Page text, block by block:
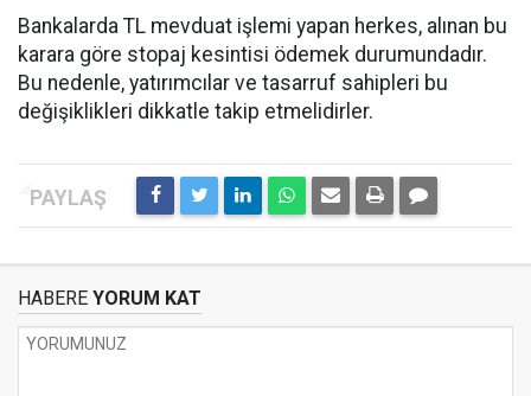
Bankalarda TL mevduat işlemi yapan herkes, alınan bu
karara göre stopaj kesintisi ödemek durumundadır.
Bu nedenle, yatırımcılar ve tasarruf sahipleri bu
değişiklikleri dikkatle takip etmelidirler.
HABERE YORUM KAT